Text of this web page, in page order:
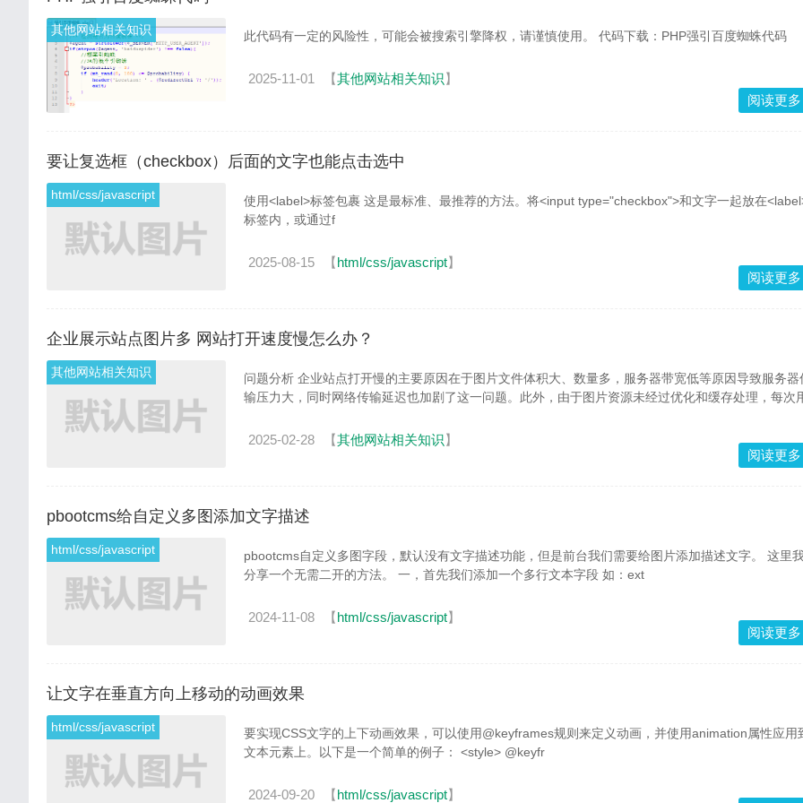
其他网站相关知识 此代码有一定的风险性，可能会被搜索引擎降权，请谨慎使用。 代码下载：PHP强引百度蜘蛛代码
2025-11-01 【其他网站相关知识】
阅读更多
要让复选框（checkbox）后面的文字也能点击选中
html/css/javascript
使用<label>标签包裹 这是最标准、最推荐的方法。将<input type="checkbox">和文字一起放在<label>
标签内，或通过f
2025-08-15 【html/css/javascript】
阅读更多
企业展示站点图片多 网站打开速度慢怎么办？
其他网站相关知识
问题分析 企业站点打开慢的主要原因在于图片文件体积大、数量多，服务器带宽低等原因导致服务器传
输压力大，同时网络传输延迟也加剧了这一问题。此外，由于图片资源未经过优化和缓存处理，每次
2025-02-28 【其他网站相关知识】
阅读更多
pbootcms给自定义多图添加文字描述
html/css/javascript
pbootcms自定义多图字段，默认没有文字描述功能，但是前台我们需要给图片添加描述文字。 这里我们
分享一个无需二开的方法。 一，首先我们添加一个多行文本字段 如：ext
2024-11-08 【html/css/javascript】
阅读更多
让文字在垂直方向上移动的动画效果
html/css/javascript
要实现CSS文字的上下动画效果，可以使用@keyframes规则来定义动画，并使用animation属性应用
文本元素上。以下是一个简单的例子： <style> @keyfr
2024-09-20 【html/css/javascript】